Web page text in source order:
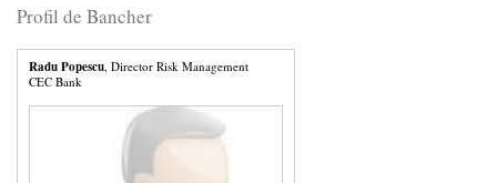
Profil de Bancher
Radu Popescu , Director Risk Management
CEC Bank